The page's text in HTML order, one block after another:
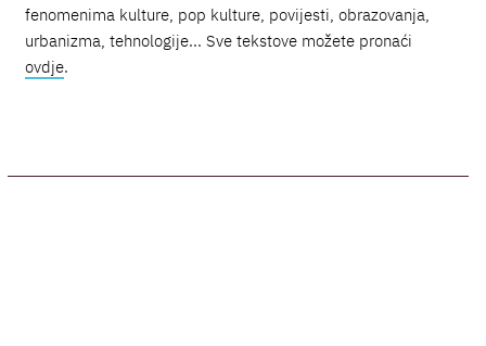
fenomenima kulture, pop kulture, povijesti, obrazovanja,
urbanizma, tehnologije... Sve tekstove možete pronaći
ovdje.